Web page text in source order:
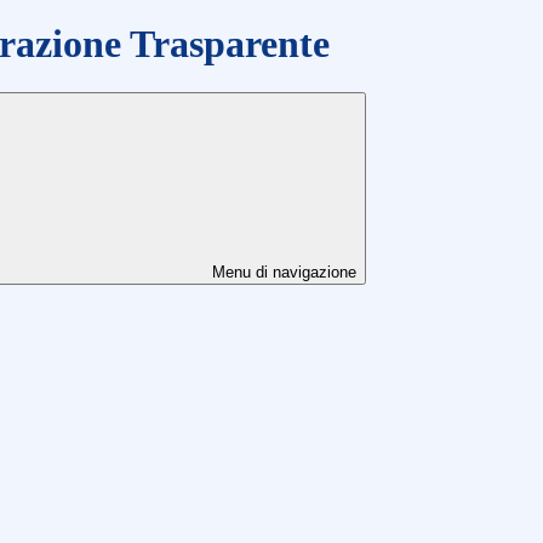
Trasparente
Menu di navigazione